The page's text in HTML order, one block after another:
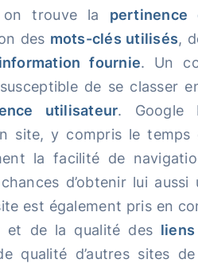
on trouve la pertinence
des mots-clés utilisés,
fournie. Un
de se classer
utilisateur. Google
site, y compris le temps
la facilité de
d’obtenir lui
est également pris en
et de la qualité des
qualité d’autres sites